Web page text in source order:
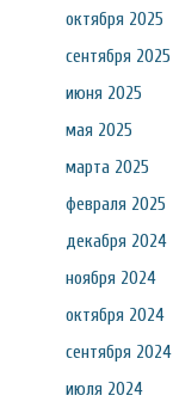
октября 2025
сентября 2025
июня 2025
мая 2025
марта 2025
февраля 2025
декабря 2024
ноября 2024
октября 2024
сентября 2024
июля 2024